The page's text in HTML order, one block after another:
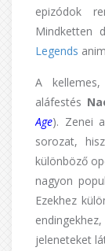
epizódok
Mindketten
Legends
A
aláfestés
Age). Zenei
sorozat,
különböző
nagyon
Ezekhez
jeleneteket